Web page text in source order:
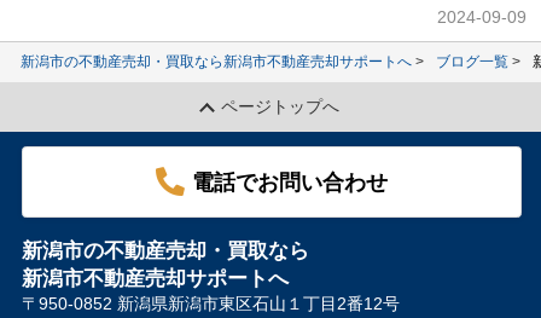
2024-09-09
新潟市の不動産売却・買取なら新潟市不動産売却サポートへ ブログ一覧
ページトップへ
電話でお問い合わせ
新潟市の不動産売却・買取なら
新潟市不動産売却サポートへ
〒950-0852 新潟県新潟市東区石山１丁目2番12号